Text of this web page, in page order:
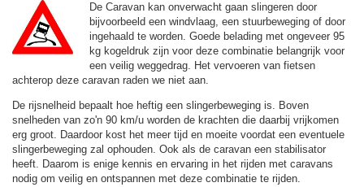
De Caravan kan onverwacht gaan slingeren door
bijvoorbeeld een windvlaag, een stuurbeweging of door
ingehaald te worden. Goede belading met ongeveer 95
kg kogeldruk zijn voor deze combinatie belangrijk voor
een veilig weggedrag. Het vervoeren van fietsen
achterop deze caravan raden we niet aan.
De rijsnelheid bepaalt hoe heftig een slingerbeweging is. Boven
snelheden van zo'n 90 km/u worden de krachten die daarbij vrijkomen
erg groot. Daardoor kost het meer tijd en moeite voordat een eventuele
slingerbeweging zal ophouden. Ook als de caravan een stabilisator
heeft. Daarom is enige kennis en ervaring in het rijden met caravans
nodig om veilig en ontspannen met deze combinatie te rijden.